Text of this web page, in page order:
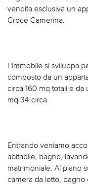
vendita esclusiva un
Croce Camerina.
L'immobile si sviluppa
composto da un
circa 160 mq totali e
mq 34 circa.
Entrando veniamo
abitabile, bagno,
matrimoniale. Al piano
camera da letto, bagno